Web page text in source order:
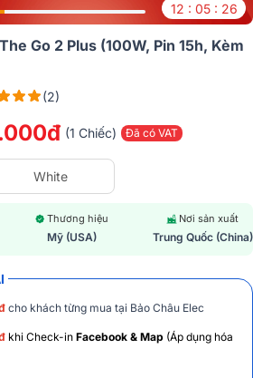
12 : 05 : 25
Go 2 Plus (100W, Pin 15h, Kèm
(2)
(1 Chiếc) Đã có VAT
White
Thương hiệu
Mỹ (USA)
Nơi sản xuất
Trung Quốc (China)
cho khách từng mua tại Bảo Châu Elec
khi Check-in Facebook & Map (Áp dụng hóa